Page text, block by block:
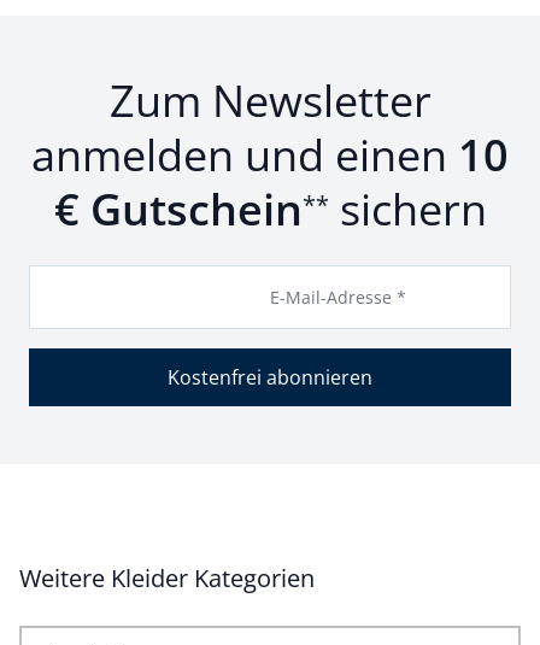
Zum Newsletter
anmelden und einen 10
€ Gutschein** sichern
E-Mail-Adresse *
Kostenfrei abonnieren
Weitere Kleider Kategorien